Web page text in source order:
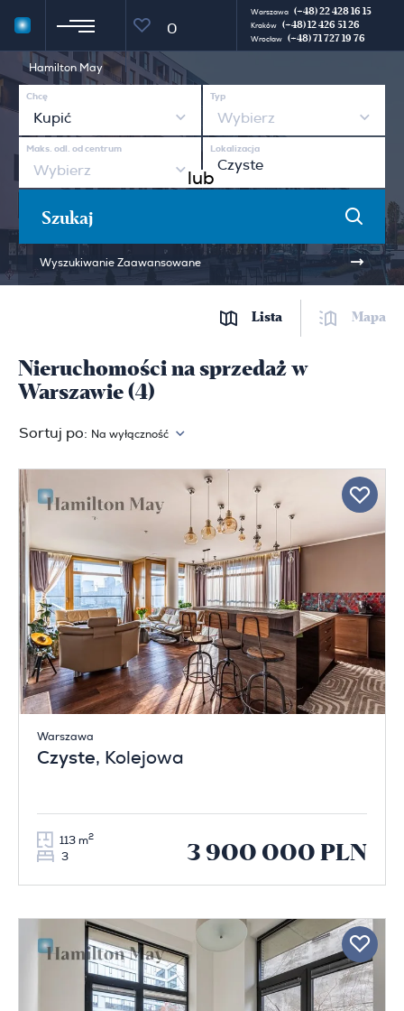
0
Warszawa (+48) 22 428 16 15
Kraków (+48) 12 426 51 26
Wrocław (+48) 71 727 19 76
Hamilton May
Chcę
Kupić
Typ
Wybierz
Maks. odl. od centrum
Wybierz lub
Lokalizacja
Szukaj
Wyszukiwanie Zaawansowane
Lista Mapa
Nieruchomości na sprzedaż w
Warszawie (4)
Sortuj po: Na wyłączność
Warszawa
Czyste, Kolejowa
113 m2
3 3 900 000 PLN